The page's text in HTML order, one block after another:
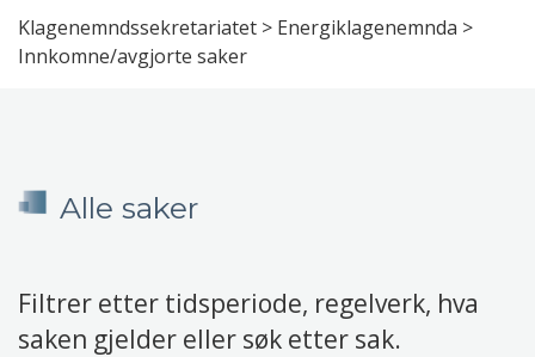
Klagenemndssekretariatet > Energiklagenemnda >
Innkomne/avgjorte saker
Alle saker
Filtrer etter tidsperiode, regelverk, hva
saken gjelder eller søk etter sak.